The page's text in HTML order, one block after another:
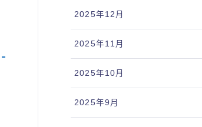
2025年12月
2025年11月
2025年10月
2025年9月